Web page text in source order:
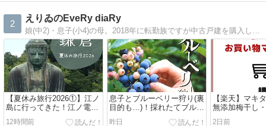
2
えりゐのEveRy diaRy
娘(中2)・息子(小4)の母。2018年に転勤族ですが中古戸建を購入しました。家の事・子育ての事・お買い物の事・こどもごはんの記録を書いてます。
【夏休み旅行2026①】江ノ
島に行ってきた！江ノ電と
鎌倉の大仏
12時間前
息子とブルーベリー狩り(裏
目的も…)！採れたてブルー
ベリーで贅沢スムージー
昨日
【楽天】マキ
無添加梅干し
ー・数か月ぶ
2日前